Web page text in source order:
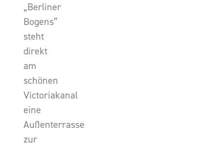
„Berliner
Bogens”
steht
direkt
am
schönen
Victoriakanal
eine
Außenterrasse
zur